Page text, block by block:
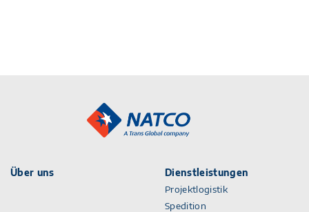
Über uns
Dienstleistungen
Projektlogistik
Spedition